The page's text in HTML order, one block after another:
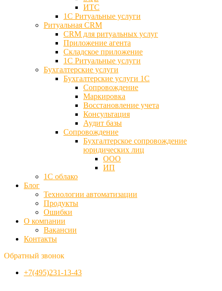
ИТС
1С Ритуальные услуги
Ритуальная CRM
CRM для ритуальных услуг
Приложение агента
Складское приложение
1С Ритуальные услуги
Бухгалтерские услуги
Бухгалтерские услуги 1С
Сопровождение
Маркировка
Восстановление учета
Консультация
Аудит базы
Cопровождение
Бухгалтерское сопровождение
юридических лиц
ООО
ИП
1С облако
Блог
Технологии автоматизации
Продукты
Ошибки
О компании
Вакансии
Контакты
Обратный звонок
+7(495)231-13-43